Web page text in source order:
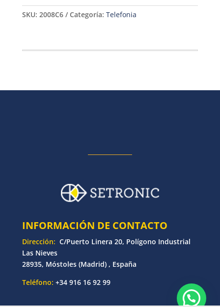
SKU: 2008C6 Categoría: Telefonia
INFORMACIÓN DE CONTACTO
Dirección: C/Puerto Linera 20, Polígono Industrial
Las Nieves
28935, Móstoles (Madrid) , España
Teléfono: +34 916 16 92 99